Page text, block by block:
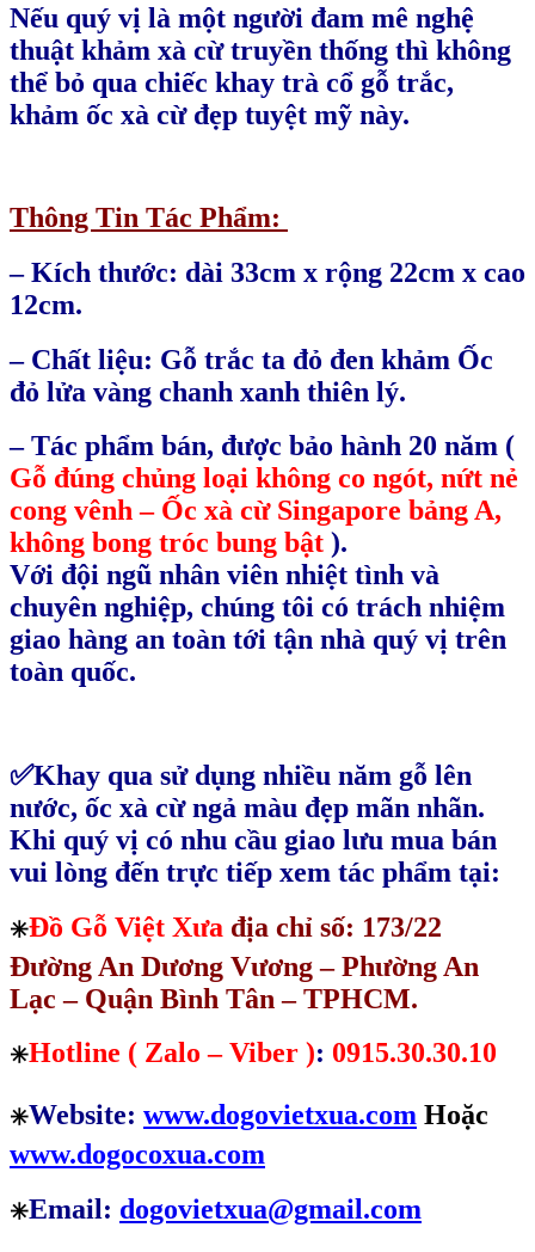
Nếu quý vị là một người đam mê nghệ
thuật khảm xà cừ truyền thống thì không
thể bỏ qua chiếc khay trà cổ gỗ trắc,
khảm ốc xà cừ đẹp tuyệt mỹ này.
Thông Tin Tác Phẩm:
– Kích thước: dài 33cm x rộng 22cm x cao
12cm.
– Chất liệu: Gỗ trắc ta đỏ đen khảm Ốc
đỏ lửa vàng chanh xanh thiên lý.
– Tác phẩm bán, được bảo hành 20 năm (
Gỗ đúng chủng loại không co ngót, nứt nẻ
cong vênh – Ốc xà cừ Singapore bảng A,
không bong tróc bung bật ).
Với đội ngũ nhân viên nhiệt tình và
chuyên nghiệp, chúng tôi có trách nhiệm
giao hàng an toàn tới tận nhà quý vị trên
toàn quốc.
✅Khay qua sử dụng nhiều năm gỗ lên
nước, ốc xà cừ ngả màu đẹp mãn nhãn.
Khi quý vị có nhu cầu giao lưu mua bán
vui lòng đến trực tiếp xem tác phẩm tại:
✳️Đồ Gỗ Việt Xưa địa chỉ số: 173/22
Đường An Dương Vương – Phường An
Lạc – Quận Bình Tân – TPHCM.
✳️Hotline ( Zalo – Viber ): 0915.30.30.10
✳️Website: www.dogovietxua.com Hoặc
www.dogocoxua.com
✳️Email: dogovietxua@gmail.com